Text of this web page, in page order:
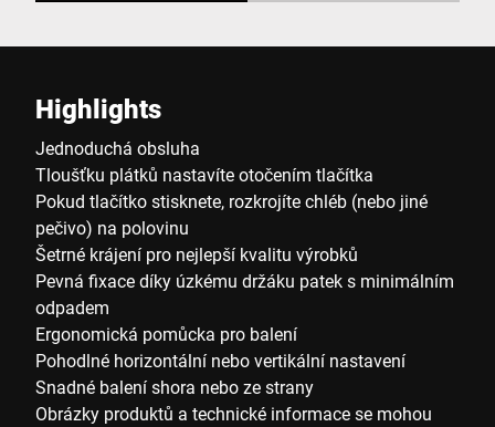
Highlights
Jednoduchá obsluha
Tloušťku plátků nastavíte otočením tlačítka
Pokud tlačítko stisknete, rozkrojíte chléb (nebo jiné
pečivo) na polovinu
Šetrné krájení pro nejlepší kvalitu výrobků
Pevná fixace díky úzkému držáku patek s minimálním
odpadem
Ergonomická pomůcka pro balení
Pohodlné horizontální nebo vertikální nastavení
Snadné balení shora nebo ze strany
Obrázky produktů a technické informace se mohou